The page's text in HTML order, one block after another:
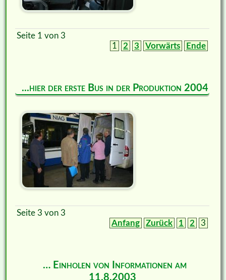
Seite 1 von 3
1
2 3 Vorwärts Ende
...hier der erste Bus in der Produktion 2004
Seite 3 von 3
Anfang
Zurück 1 2 3
… Einholen von Informationen am
11.8.2003